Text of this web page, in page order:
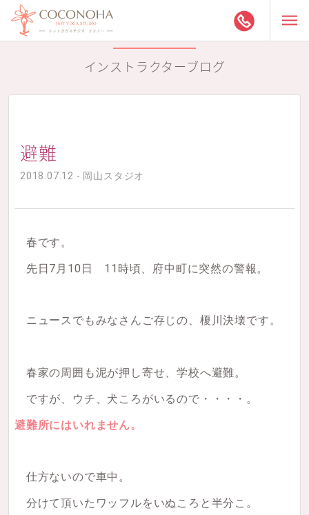
インストラクターブログ
避難
2018.07.12 - 岡山スタジオ
春です。
先日7月10日 11時頃、府中町に突然の警報。
ニュースでもみなさんご存じの、榎川決壊です。
春家の周囲も泥が押し寄せ、学校へ避難。
ですが、ウチ、犬ころがいるので・・・・。
避難所にはいれません。
仕方ないので車中。
分けて頂いたワッフルをいぬころと半分こ。